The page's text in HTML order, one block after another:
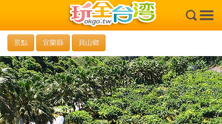
×
景點 宜蘭縣 員山鄉